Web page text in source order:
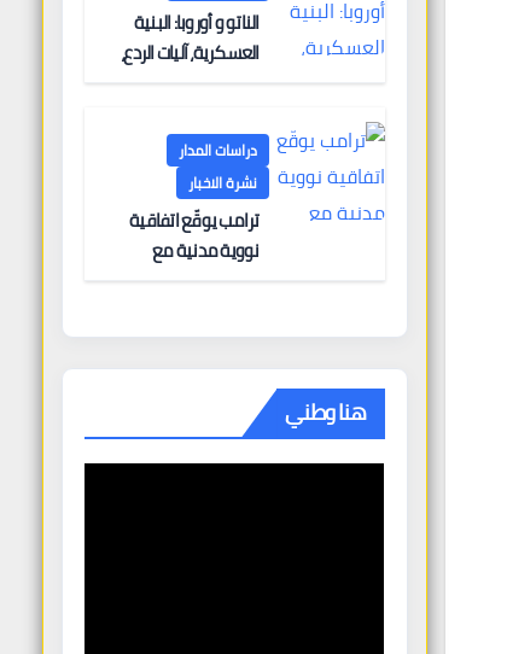
الناتو و أوروبا: البنية
العسكرية، آليات الردع،
دراسات المدار
نشرة الاخبار
ترامب يوقّع اتفاقية
نووية مدنية مع
دبلوماسي كبير” —
وباكستان تطلب 10
وساطتها في إيران
هنا وطني